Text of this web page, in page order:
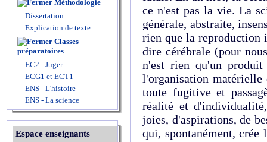
Méthodologie
Dissertation
Explication de texte
Classes
préparatoires
EC2 - Juger
ECG1 et ECT1
ENS - L'histoire
ENS - La science
Espace enseignants
ce n'est pas la vie. La
générale, abstraite,
rien que la reproduction
dire cérébrale (pour
n'est rien qu'un
l'organisation matérielle
toute fugitive et
réalité et
joies, d'aspirations, de
qui, spontanément, crée